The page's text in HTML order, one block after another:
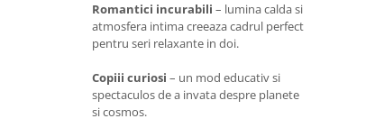
Romantici incurabili – lumina calda si
atmosfera intima creeaza cadrul perfect
pentru seri relaxante in doi.
Copiii curiosi – un mod educativ si
spectaculos de a invata despre planete
si cosmos.